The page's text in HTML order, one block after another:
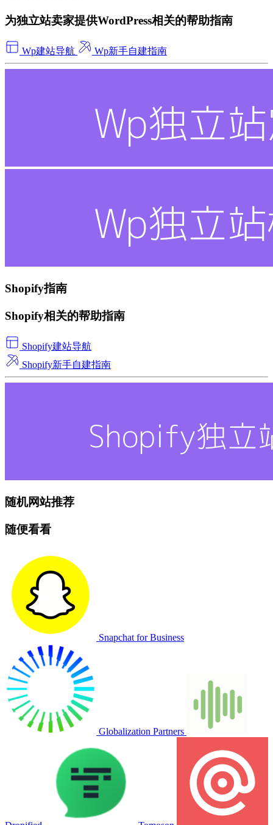
为独立站卖家提供WordPress相关的帮助指南
Wp建站导航 Wp新手自建指南
Shopify指南
Shopify相关的帮助指南
Shopify建站导航
Shopify新手自建指南
随机网站推荐
随便看看
Snapchat for Business
Globalization Partners